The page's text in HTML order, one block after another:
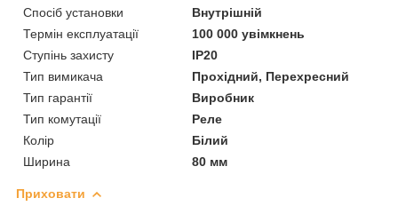
Спосіб установки
Внутрішній
Термін експлуатації
100 000 увімкнень
Ступінь захисту
IP20
Тип вимикача
Прохідний, Перехресний
Тип гарантії
Виробник
Тип комутації
Реле
Колір
Білий
Ширина
80 мм
Приховати